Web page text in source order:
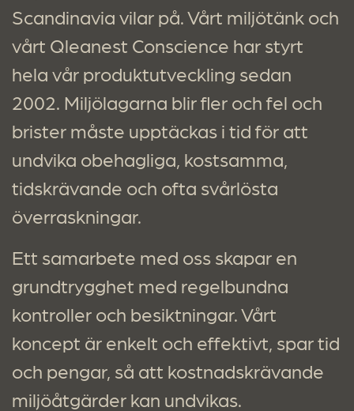
Scandinavia vilar på. Vårt miljötänk och
vårt Qleanest Conscience har styrt
hela vår produktutveckling sedan
2002. Miljölagarna blir fler och fel och
brister måste upptäckas i tid för att
undvika obehagliga, kostsamma,
tidskrävande och ofta svårlösta
överraskningar.
Ett samarbete med oss skapar en
grundtrygghet med regelbundna
kontroller och besiktningar. Vårt
koncept är enkelt och effektivt, spar tid
och pengar, så att kostnadskrävande
miljöåtgärder kan undvikas.